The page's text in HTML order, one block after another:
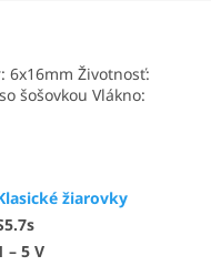
6x16mm Životnosť:
šošovkou Vlákno:
žiarovky
– 5 V